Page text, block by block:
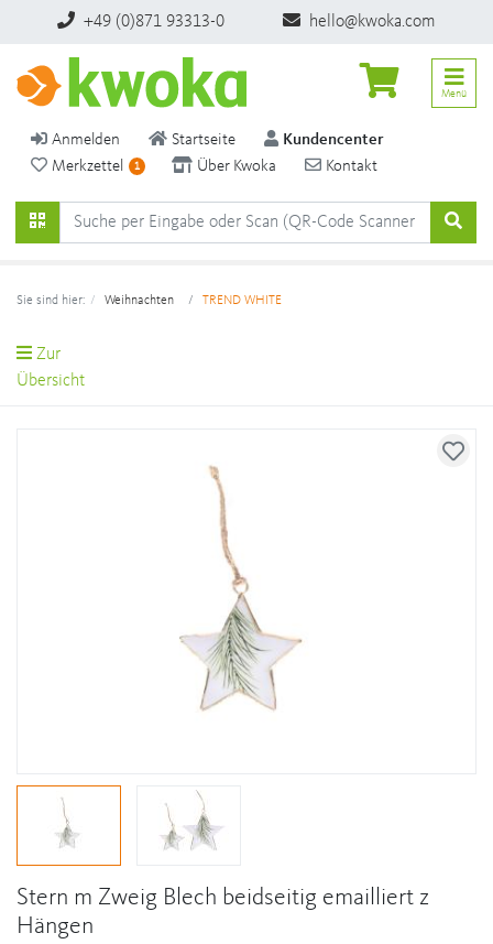
+49 (0)871 93313-0 hello@kwoka.com
Anmelden Startseite
Kundencenter
Merkzettel
1 Über Kwoka Kontakt
Menü
Sie sind hier: Weihnachten TREND WHITE
Zur
Übersicht
Stern m Zweig Blech beidseitig emailliert z
Hängen